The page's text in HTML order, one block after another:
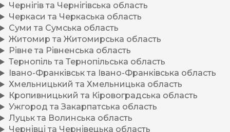
Чернігів та Чернігівська область
Черкаси та Черкаська область
Суми та Сумська область
Житомир та Житомирська область
Рівне та Рівненська область
Тернопіль та Тернопільська область
Івано-Франківськ та Івано-Франківська область
Хмельницький та Хмельницька область
Кропивницький та Кіровоградська область
Ужгород та Закарпатська область
Луцьк та Волинська область
Чернівці та Чернівецька область